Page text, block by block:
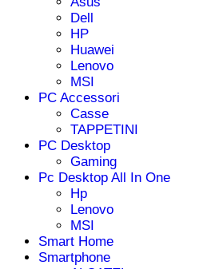
Dell
HP
Huawei
Lenovo
MSI
PC Accessori
Casse
TAPPETINI
PC Desktop
Gaming
Pc Desktop All In One
Hp
Lenovo
MSI
Smart Home
Smartphone